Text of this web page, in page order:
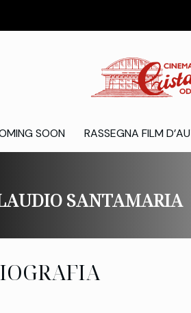
SOON RASSEGNA FILM
SANTAMARIA